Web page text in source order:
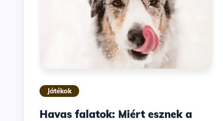
Játékok
Havas falatok: Miért esznek a